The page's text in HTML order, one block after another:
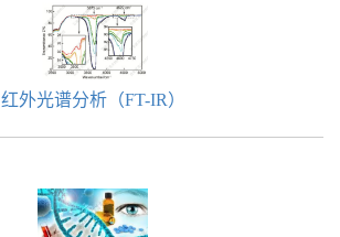
红外光谱分析（FT-IR）